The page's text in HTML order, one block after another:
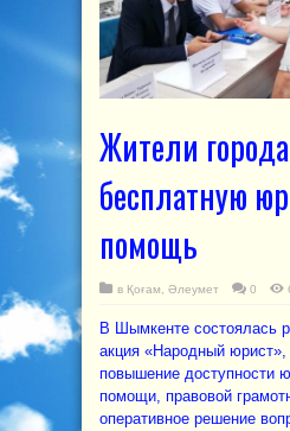
Жители
бесплатную
помощь
в Қоғам, Әлеумет 0
В Шымкенте состоялась
акция «Народный юрист»,
повышение доступности
помощи, правовой
оперативное решение